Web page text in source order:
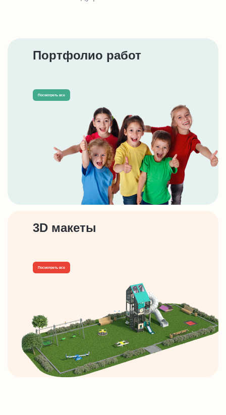
Портфолио работ
Посмотреть все
3D макеты
Посмотреть все